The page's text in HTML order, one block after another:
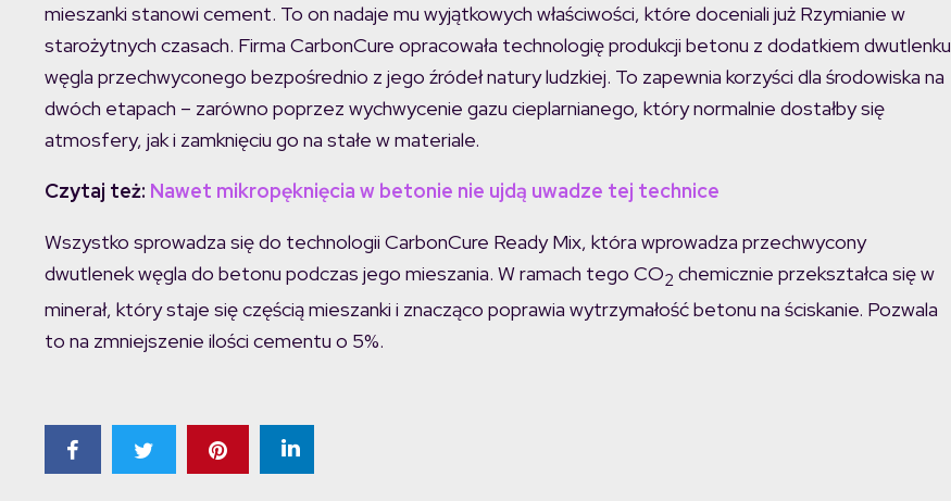
mieszanki stanowi cement. To on nadaje mu wyjątkowych właściwości, które doceniali już Rzymianie w
starożytnych czasach. Firma CarbonCure opracowała technologię produkcji betonu z dodatkiem dwutlenku
węgla przechwyconego bezpośrednio z jego źródeł natury ludzkiej. To zapewnia korzyści dla środowiska na
dwóch etapach – zarówno poprzez wychwycenie gazu cieplarnianego, który normalnie dostałby się
atmosfery, jak i zamknięciu go na stałe w materiale.
Czytaj też: Nawet mikropęknięcia w betonie nie ujdą uwadze tej technice
Wszystko sprowadza się do technologii CarbonCure Ready Mix, która wprowadza przechwycony
dwutlenek węgla do betonu podczas jego mieszania. W ramach tego CO2 chemicznie przekształca się w
minerał, który staje się częścią mieszanki i znacząco poprawia wytrzymałość betonu na ściskanie. Pozwala
to na zmniejszenie ilości cementu o 5%.